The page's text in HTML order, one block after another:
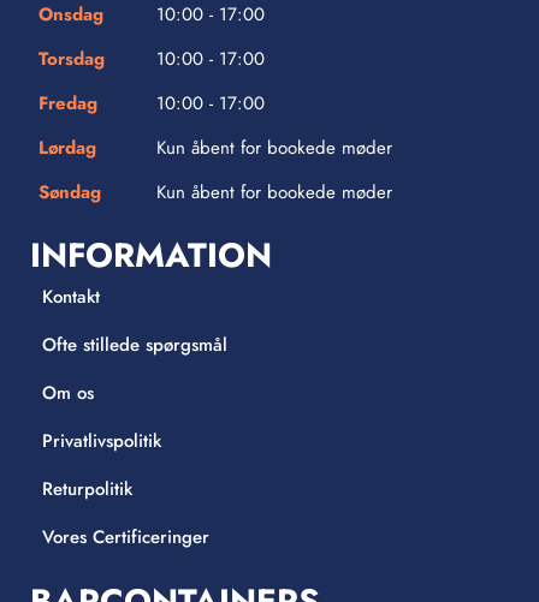
Onsdag
10:00 - 17:00
Torsdag
10:00 - 17:00
Fredag
10:00 - 17:00
Lørdag
Kun åbent for bookede møder
Søndag
Kun åbent for bookede møder
INFORMATION
Kontakt
Ofte stillede spørgsmål
Om os
Privatlivspolitik
Returpolitik
Vores Certificeringer